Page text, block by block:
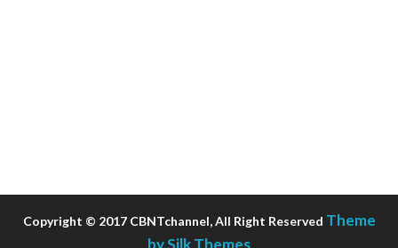
Copyright © 2017 CBNTchannel, All Right Reserved Theme
by Silk Themes